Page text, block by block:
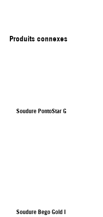
Produits connexes
Soudure PontoStar G
Soudure Bego Gold I